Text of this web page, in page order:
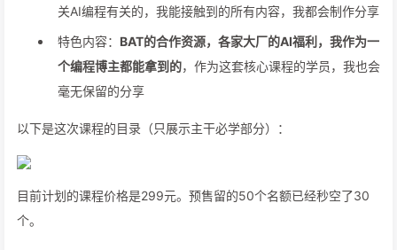
关AI编程有关的，我能接触到的所有内容，我都会制作分享
特色内容： BAT的合作资源，各家大厂的AI福利，我作为一
个编程博主都能拿到的，作为这套核心课程的学员，我也会
毫无保留的分享
以下是这次课程的目录（只展示主干必学部分）：
目前计划的课程价格是299元。预售留的50个名额已经秒空了30
个。